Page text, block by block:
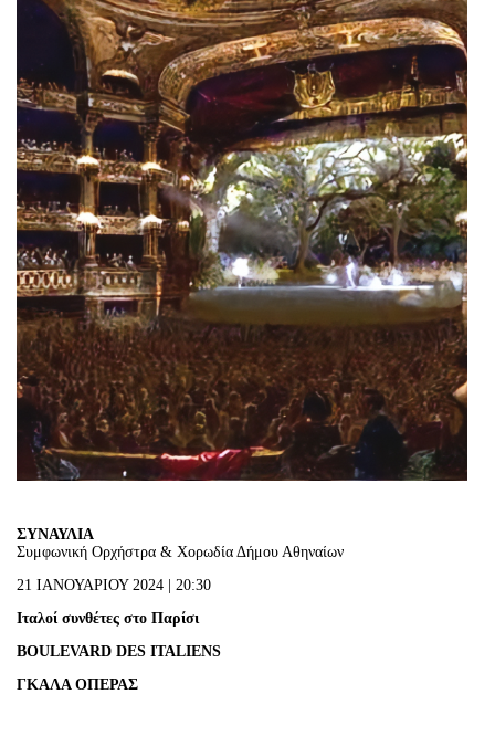
Είσοδος διαχειριστή
ΣΥΝΑΥΛΙΑ
Συμφωνική Ορχήστρα & Χορωδία Δήμου Αθηναίων
21 ΙΑΝΟΥΑΡΙΟΥ 2024 | 20:30
Ιταλοί συνθέτες στο Παρίσι
BOULEVARD DES ITALIENS
ΓΚΑΛΑ ΟΠΕΡΑΣ